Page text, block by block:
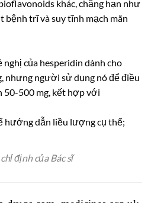
khác, chẳng hạn như
bệnh trĩ và suy tĩnh mạch mãn
của hesperidin dành cho
nhưng người sử dụng nó để điều
50-500 mg, kết hợp với
hướng dẫn liều lượng cụ thể;
định của Bác sĩ